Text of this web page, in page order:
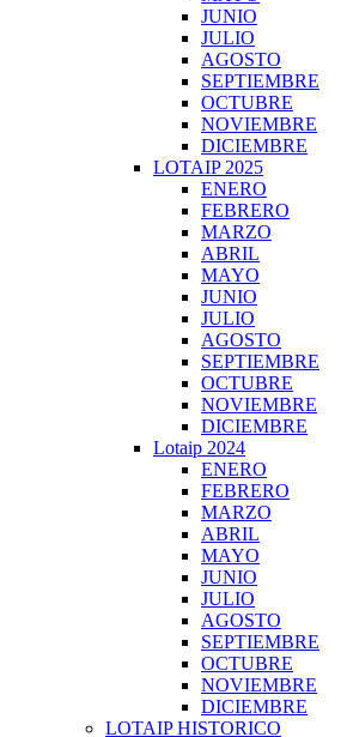
JUNIO
JULIO
AGOSTO
SEPTIEMBRE
OCTUBRE
NOVIEMBRE
DICIEMBRE
LOTAIP 2025
ENERO
FEBRERO
MARZO
ABRIL
MAYO
JUNIO
JULIO
AGOSTO
SEPTIEMBRE
OCTUBRE
NOVIEMBRE
DICIEMBRE
Lotaip 2024
ENERO
FEBRERO
MARZO
ABRIL
MAYO
JUNIO
JULIO
AGOSTO
SEPTIEMBRE
OCTUBRE
NOVIEMBRE
DICIEMBRE
LOTAIP HISTORICO